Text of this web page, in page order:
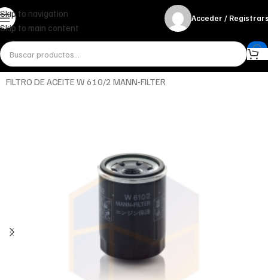
Skip to navigation
Skip to main content
Acceder /
InicioMiscelánea - otrosOtros
FILTRO DE ACEITE W 610/2 MANN-FILTER